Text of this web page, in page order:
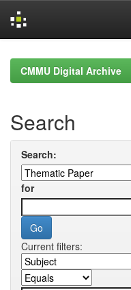
navigationCMMU Digital Archive
Search
Search:
for
Current filters: